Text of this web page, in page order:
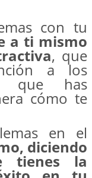
con tu
a ti mismo
, que
a los
que has
cómo te
en el
diciendo
tienes la